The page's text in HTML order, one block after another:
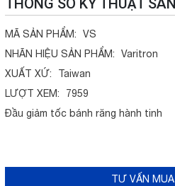
THÔNG SỐ KỸ THUẬT
MÃ SẢN PHẨM:
VS
NHÃN HIỆU SẢN PHẨM:
Varitron
XUẤT XỨ:
Taiwan
LƯỢT XEM:
7959
Đầu giảm tốc bánh răng hành tinh
TƯ VẤN